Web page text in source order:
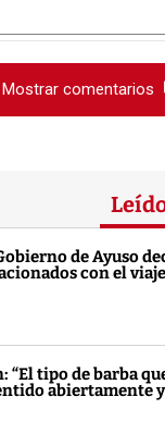
Mostrar comentarios
de Ayuso
con el
“El tipo de barba
abiertamente